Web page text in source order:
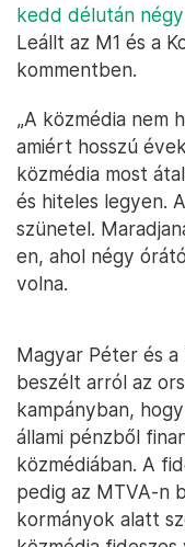
kedd délután
Leállt az M1 és a
kommentben.
„A közmédia nem
amiért hosszú
közmédia most
és hiteles legyen.
szünetel.
en, ahol négy
volna.
Magyar Péter és
beszélt arról az
kampányban,
állami pénzből
közmédiában. A
pedig az MTVA-n
kormányok alatt